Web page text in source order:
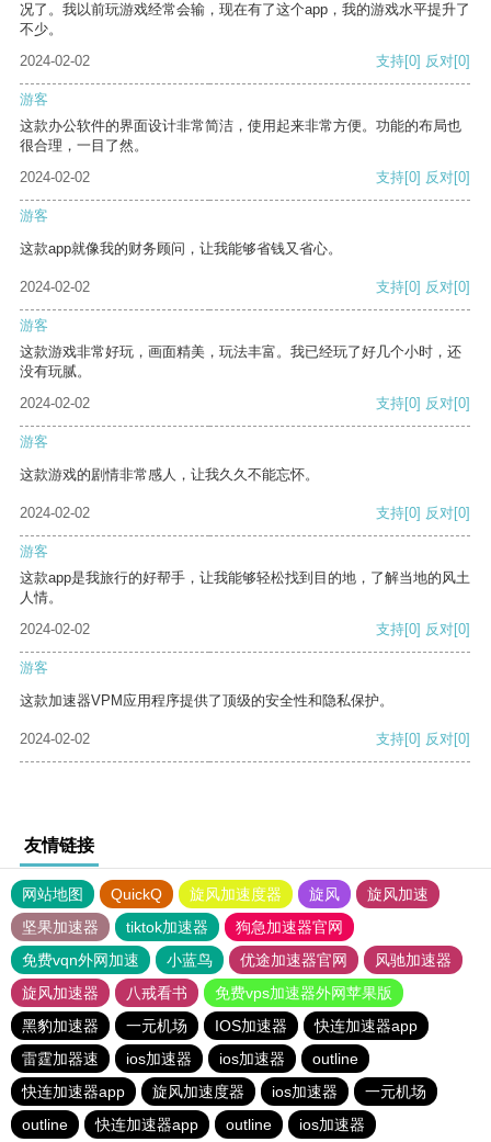
况了。我以前玩游戏经常会输，现在有了这个app，我的游戏水平提升了
不少。
2024-02-02
支持[0] 反对[0]
游客
这款办公软件的界面设计非常简洁，使用起来非常方便。功能的布局也
很合理，一目了然。
2024-02-02
支持[0] 反对[0]
游客
这款app就像我的财务顾问，让我能够省钱又省心。
2024-02-02 支持[0] 反对[0]
游客
这款游戏非常好玩，画面精美，玩法丰富。我已经玩了好几个小时，还
没有玩腻。
2024-02-02
支持[0] 反对[0]
游客
这款游戏的剧情非常感人，让我久久不能忘怀。
2024-02-02 支持[0] 反对[0]
游客
这款app是我旅行的好帮手，让我能够轻松找到目的地，了解当地的风土
人情。
2024-02-02
支持[0] 反对[0]
游客
这款加速器VPM应用程序提供了顶级的安全性和隐私保护。
2024-02-02 支持[0] 反对[0]
友情链接
网站地图 QuickQ 旋风加速度器 旋风
旋风加速
坚果加速器
tiktok加速器
狗急加速器官网
免费vqn外网加速
小蓝鸟 优途加速器官网
风驰加速器
旋风加速器
八戒看书
免费vps加速器外网苹果版
黑豹加速器
一元机场 IOS加速器
快连加速器app
雷霆加器速
ios加速器 ios加速器
outline
快连加速器app
旋风加速度器 ios加速器
一元机场
outline
快连加速器app outline ios加速器